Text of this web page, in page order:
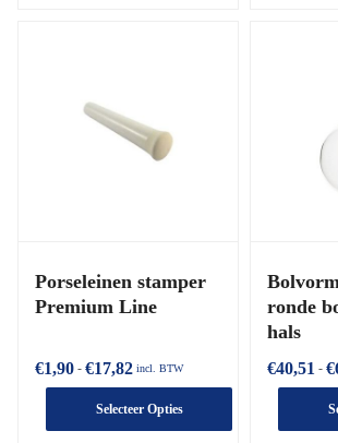
Porseleinen stamper
Premium Line
€1,90 - €17,82 incl. BTW
Selecteer Opties
ronde
hals
€40,51 - €